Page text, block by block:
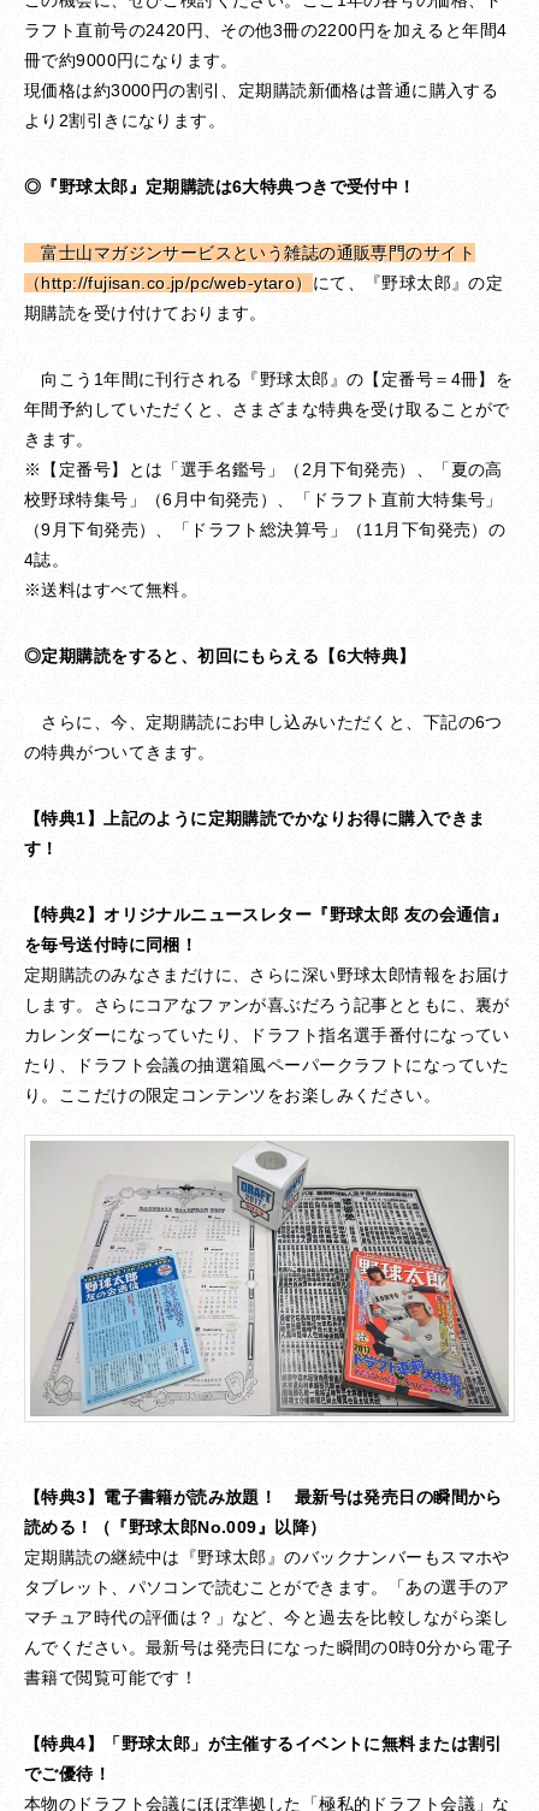
ラフト直前号の2420円、その他3冊の2200円を加えると年間4
冊で約9000円になります。
現価格は約3000円の割引、定期購読新価格は普通に購入する
より2割引きになります。
◎『野球太郎』定期購読は6大特典つきで受付中！
富士山マガジンサービスという雑誌の通販専門のサイ ト
（http://fujisan.co.jp/pc/web-ytaro） にて、『野球太郎』の定
期購読を受け付けております。
向こう1年間に刊行される『野球太郎』の【定番号＝4冊】を
年間予約していただくと、さまざまな特典を受け取ることがで
きます。
※【定番号】とは「選手名鑑号」（2月下旬発売）、「夏の高
校野球特集号」（6月中旬発売）、「ドラフト直前大特集号」
（9月下旬発売）、「ドラフト総決算号」（11月下旬発売）の
4誌。
※送料はすべて無料。
◎定期購読をすると、初回にもらえる【6大特典】
さらに、今、定期購読にお申し込みいただくと、下記の6つ
の特典がついてきます。
【特典1】上記のように定期購読でかなりお得に購入できま
す！
【特典2】オリジナルニュースレター『野球太郎 友の会通信』
を毎号送付時に同梱！
定期購読のみなさまだけに、さらに深い野球太郎情報をお届け
します。さらにコアなファンが喜ぶだろう記事とともに、裏が
カレンダーになっていたり、ドラフト指名選手番付になってい
たり、ドラフト会議の抽選箱風ペーパークラフトになっていた
り。ここだけの限定コンテンツをお楽しみください。
【特典3】 電子書籍が読み放題！ 最新号は発売日の瞬間から
読める！（『野球太郎No.009』以降）
定期購読の継続中は『野球太郎』のバックナンバーもスマホや
タブレット、パソコンで読むことができます。「あの選手のア
マチュア時代の評価は？」など、今と過去を比較しながら楽し
んでください。最新号は発売日になった瞬間の0時0分から電子
書籍で閲覧可能です！
【特典4】「野球太郎」が主催するイベントに無料または割引
でご優待！
本物のドラフト会議にほぼ準拠した「極私的ドラフト会議」な